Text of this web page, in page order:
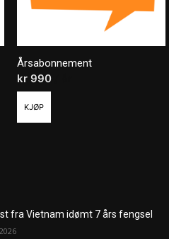
Årsabonnement
kr990
KJØP
fra Vietnam idømt 7 års fengsel